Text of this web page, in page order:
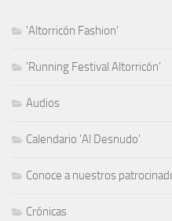
'Altorricón Fashion'
'Running Festival Altorricón'
Audios
Calendario 'Al Desnudo'
Conoce a nuestros
Crónicas